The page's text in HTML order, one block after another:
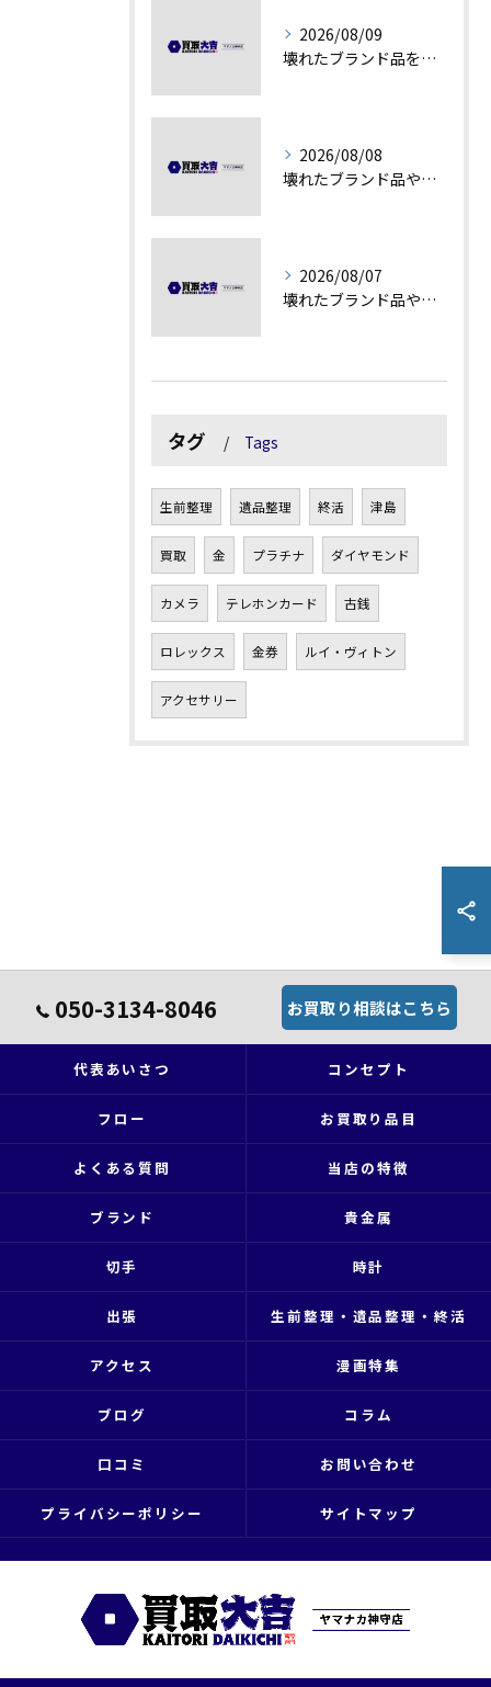
2026/08/09
壊れたブランド品を高額査定に変える秘訣
2026/08/08
壊れたブランド品や汚れアクセサリーの買取価値解説
2026/08/07
壊れたブランド品や古物の価値を見極める秘訣
タグ Tags
生前整理 遺品整理 終活 津島
買取 金 プラチナ ダイヤモンド
カメラ テレホンカード 古銭
ロレックス 金券 ルイ・ヴィトン
アクセサリー
050-3134-8046 お買取り相談はこちら
代表あいさつ コンセプト
フロー お買取り品目
よくある質問 当店の特徴
ブランド 貴金属
切手 時計
出張 生前整理・遺品整理・終活
アクセス 漫画特集
ブログ コラム
口コミ お問い合わせ
プライバシーポリシー サイトマップ